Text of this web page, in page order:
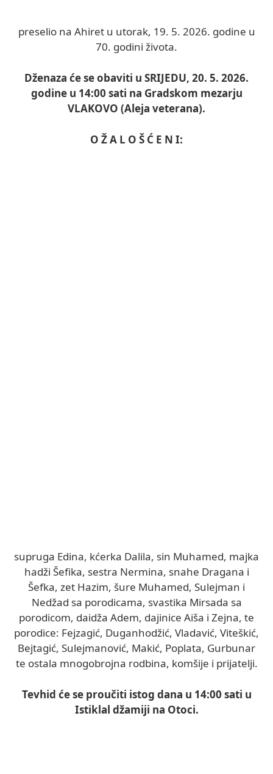
preselio na Ahiret u utorak, 19. 5. 2026. godine u
70. godini života.
Dženaza će se obaviti u SRIJEDU, 20. 5. 2026.
godine u 14:00 sati na Gradskom mezarju
VLAKOVO (Aleja veterana).
O Ž A L O Š Ć E N I:
supruga Edina, kćerka Dalila, sin Muhamed, majka
hadži Šefika, sestra Nermina, snahe Dragana i
Šefka, zet Hazim, šure Muhamed, Sulejman i
Nedžad sa porodicama, svastika Mirsada sa
porodicom, daidža Adem, dajinice Aiša i Zejna, te
porodice: Fejzagić, Duganhodžić, Vladavić, Viteškić,
Bejtagić, Sulejmanović, Makić, Poplata, Gurbunar
te ostala mnogobrojna rodbina, komšije i prijatelji.
Tevhid će se proučiti istog dana u 14:00 sati u
Istiklal džamiji na Otoci.